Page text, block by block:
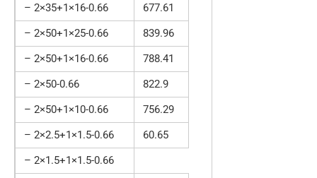
– 2×35+1×16-0.66
677.61
– 2×50+1×25-0.66
839.96
– 2×50+1×16-0.66
788.41
– 2×50-0.66
822.9
– 2×50+1×10-0.66
756.29
– 2×2.5+1×1.5-0.66
60.65
– 2×1.5+1×1.5-0.66